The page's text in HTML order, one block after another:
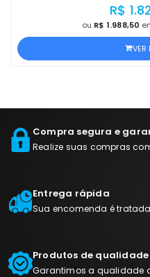
R$
ou R$ 1.988,50
VER
Compra segura e
Realize suas compras
Entrega rápida
Sua encomenda é
Produtos de qualidade
Garantimos a qualidade